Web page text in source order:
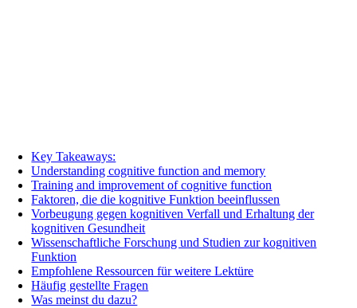
Key Takeaways:
Understanding cognitive function and memory
Training and improvement of cognitive function
Faktoren, die die kognitive Funktion beeinflussen
Vorbeugung gegen kognitiven Verfall und Erhaltung der
kognitiven Gesundheit
Wissenschaftliche Forschung und Studien zur kognitiven
Funktion
Empfohlene Ressourcen für weitere Lektüre
Häufig gestellte Fragen
Was meinst du dazu?